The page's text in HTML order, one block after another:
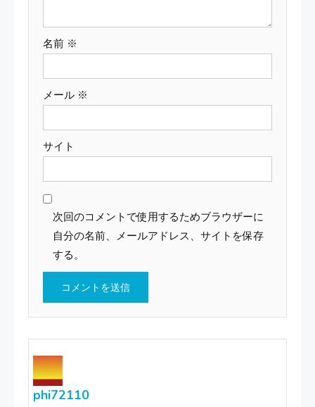
名前 ※
メール ※
サイト
次回のコメントで使用するためブラウザーに
自分の名前、メールアドレス、サイトを保存
する。
phi72110